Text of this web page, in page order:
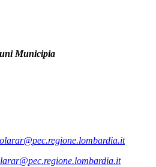
Municipia